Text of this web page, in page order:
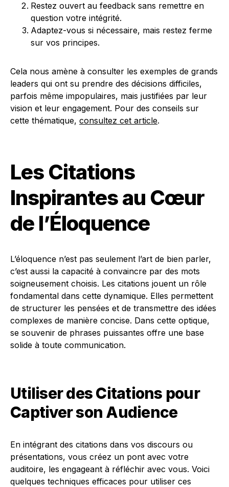
Restez ouvert au feedback sans remettre en
question votre intégrité.
Adaptez-vous si nécessaire, mais restez ferme
sur vos principes.
Cela nous amène à consulter les exemples de grands
leaders qui ont su prendre des décisions difficiles,
parfois même impopulaires, mais justifiées par leur
vision et leur engagement. Pour des conseils sur
cette thématique, consultez cet article.
Les Citations
Inspirantes au Cœur
de l’Éloquence
L’éloquence n’est pas seulement l’art de bien parler,
c’est aussi la capacité à convaincre par des mots
soigneusement choisis. Les citations jouent un rôle
fondamental dans cette dynamique. Elles permettent
de structurer les pensées et de transmettre des idées
complexes de manière concise. Dans cette optique,
se souvenir de phrases puissantes offre une base
solide à toute communication.
Utiliser des Citations pour
Captiver son Audience
En intégrant des citations dans vos discours ou
présentations, vous créez un pont avec votre
auditoire, les engageant à réfléchir avec vous. Voici
quelques techniques efficaces pour utiliser ces